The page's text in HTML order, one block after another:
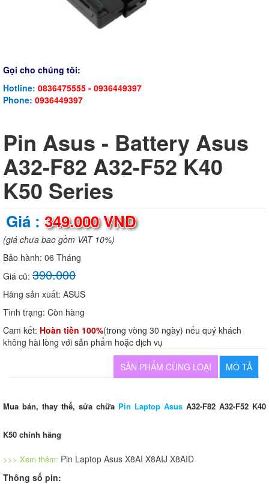
Gọi cho chúng tôi:
Hotline: 0836475555 - 0936449397
Phone: 0936449397
Pin Asus - Battery Asus
A32-F82 A32-F52 K40
K50 Series
Giá : 349.000 VND
(giá chưa bao gồm VAT 10%)
Bảo hành: 06 Tháng
Giá cũ: 390.000
Hãng sản xuất: ASUS
Tình trạng: Còn hàng
Cam kết: Hoàn tiền 100%(trong vòng 30 ngày) nếu quý khách
không hài lòng với sản phẩm hoặc dịch vụ
MÔ TẢ
SẢN PHẨM CÙNG LOẠI
Mua bán, thay thế, sửa chữa Pin Laptop Asus A32-F82 A32-F52 K40
K50 chính hãng
>>> Xem thêm: Pin Laptop Asus X8AI X8AIJ X8AID
Thông số pin: